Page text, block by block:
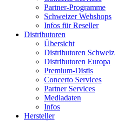
Partner-Programme
Schweizer Webshops
Infos für Reseller
Distributoren
Übersicht
Distributoren Schweiz
Distributoren Europa
Premium-Distis
Concerto Services
Partner Services
Mediadaten
Infos
Hersteller